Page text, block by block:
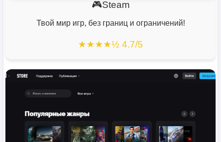
🎮Steam
Твой мир игр, без границ и ограничений!
★★★★½ 4.7/5